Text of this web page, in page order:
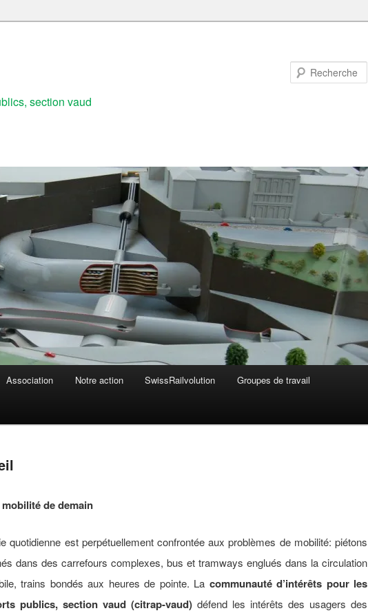
section vaud
Association Notre action SwissRailvolution Groupes de travail
de demain
quotidienne est perpétuellement confrontée aux problèmes de mobilité: piétons
dans des carrefours complexes, bus et tramways englués dans la circulation
trains bondés aux heures de pointe. La communauté d’intérêts pour les
publics, section vaud (citrap-vaud) défend les intérêts des usagers des